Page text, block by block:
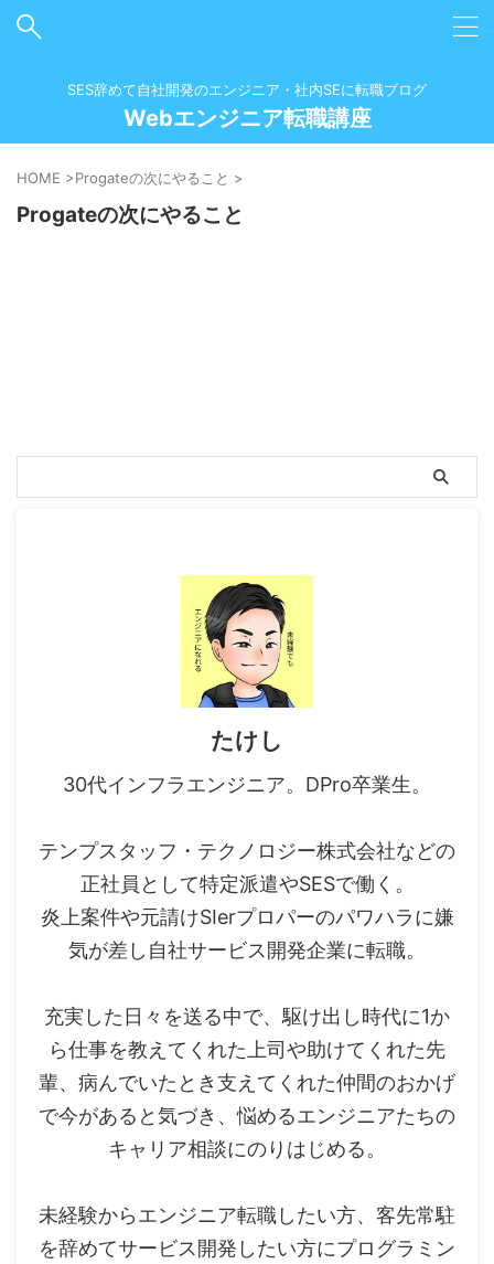
SES辞めて自社開発のエンジニア・社内SEに転職ブログ
Webエンジニア転職講座
HOME >Progateの次にやること >
Progateの次にやること
たけし
30代インフラエンジニア。DPro卒業生。
テンプスタッフ・テクノロジー株式会社などの
正社員として特定派遣やSESで働く。
炎上案件や元請けSIerプロパーのパワハラに嫌
気が差し自社サービス開発企業に転職。
充実した日々を送る中で、駆け出し時代に1か
ら仕事を教えてくれた上司や助けてくれた先
輩、病んでいたとき支えてくれた仲間のおかげ
で今があると気づき、悩めるエンジニアたちの
キャリア相談にのりはじめる。
未経験からエンジニア転職したい方、客先常駐
を辞めてサービス開発したい方にプログラミン